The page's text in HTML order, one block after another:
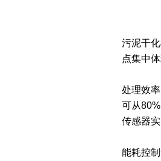
污泥干
点集中
处理效
可从
传感器
能耗控